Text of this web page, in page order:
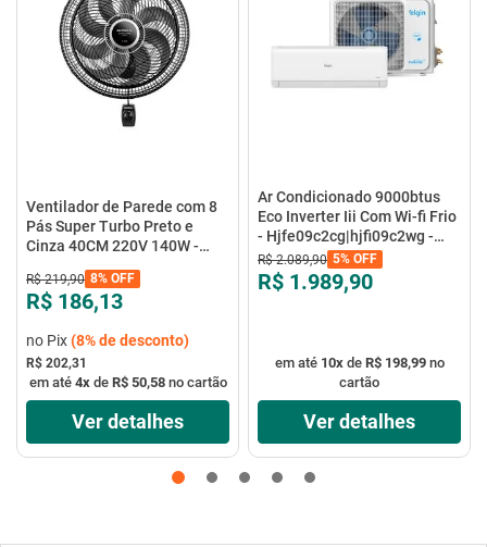
Ventilador de Parede com 8
Pás Super Turbo Preto e
Cinza 40CM 220V 140W -
R$ 219,90 8% OFF
R$ 186,13
no Pix(8%de desconto)
R$ 202,31
em até 4xde R$ 50,58no cartão
Ver detalhes
Ar Condicionado 9000btus
Eco Inverter Iii Com Wi-fi Frio
- Hjfe09c2cg|hjfi09c2wg -
Elgin
R$ 2.089,90 5% OFF
R$ 1.989,90
em até 10xde R$ 198,99no
cartão
Ver detalhes